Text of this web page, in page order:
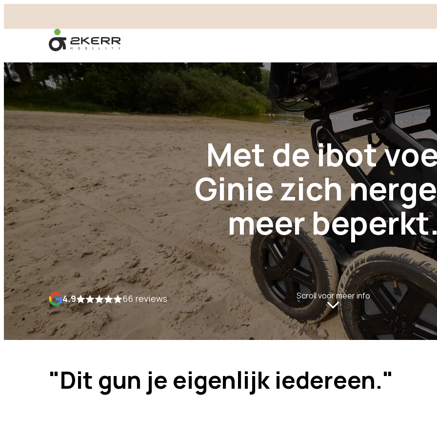
Met de ibot
Ginie zich
meer
4.9 66 reviews Scroll voor meer info
"Dit gun je eigenlijk iedereen."